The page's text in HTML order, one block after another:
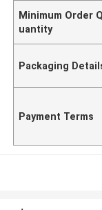
Minimum Order Q
uantity
Packaging
Payment Terms